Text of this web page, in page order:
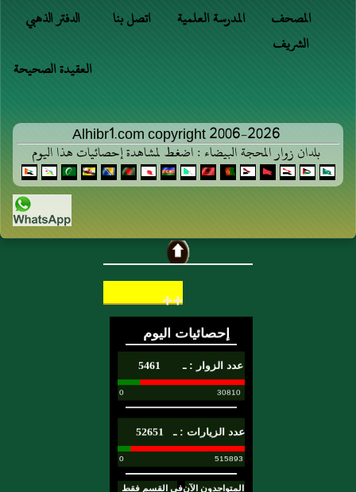
الدفتر الذهبي اتصل بنا المدرسة العلمية
المصحف
الشريف
العقيدة الصحيحة
Alhibr1.com copyright 2006-2026
بلدان زوار المحجة البيضاء : اضغط لمشاهدة إحصائيات هذا اليوم
++